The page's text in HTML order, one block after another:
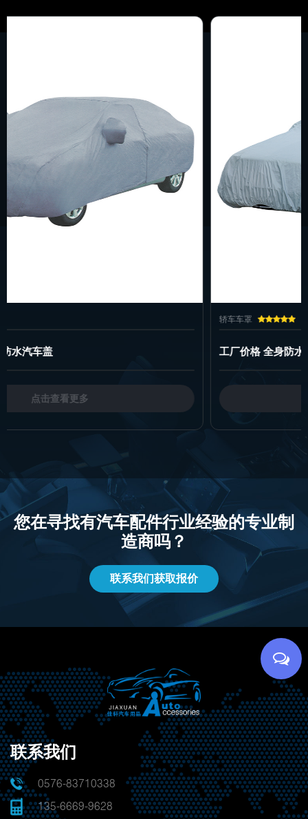
工厂价格 全身防水汽车罩
您在寻找有汽车配件行业经验的专业制
造商吗？
联系我们获取报价
联系我们
0576-83710338
135-6669-9628